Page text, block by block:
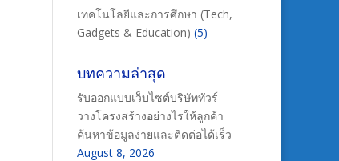
เทคโนโลยีและการศึกษา (Tech,
Gadgets & Education) (5)
บทความล่าสุด
รับออกแบบเว็บไซต์บริษัททัวร์
วางโครงสร้างอย่างไรให้ลูกค้า
ค้นหาข้อมูลง่ายและติดต่อได้เร็ว
August 8, 2026